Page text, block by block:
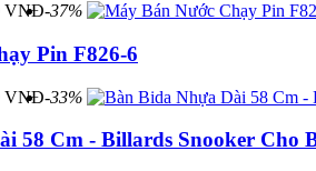
VNĐ-37%
Pin F826-6
VNĐ-33%
58 Cm - Billards Snooker Cho